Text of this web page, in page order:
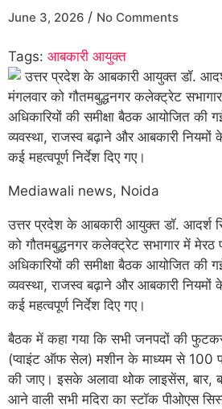
June 3, 2026 / No Comments
Tags: आबकारी आयुक्त
Mediawali news, Noida
उत्तर प्रदेश के आबकारी आयुक्त डॉ. आदर्श
को गौतमबुद्धनगर कलेक्ट्रेट सभागार में मेरठ
अधिकारियों की समीक्षा बैठक आयोजित की
व्यवस्था, राजस्व बढ़ाने और आबकारी नियमों
कई महत्वपूर्ण निर्देश दिए गए।
बैठक में कहा गया कि सभी जनपदों की
(प्वाइंट ऑफ सेल) मशीन के माध्यम से 100
की जाए। इसके अलावा थोक लाइसेंस, बार,
आने वाली सभी मदिरा का स्टॉक पीओएस